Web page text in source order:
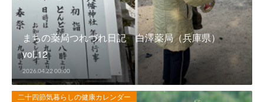
まちの薬局つれづれ日記 白澤薬局（兵庫県）
vol.12
2026.04.22 00:00
二十四節気暮らしの健康カレンダー